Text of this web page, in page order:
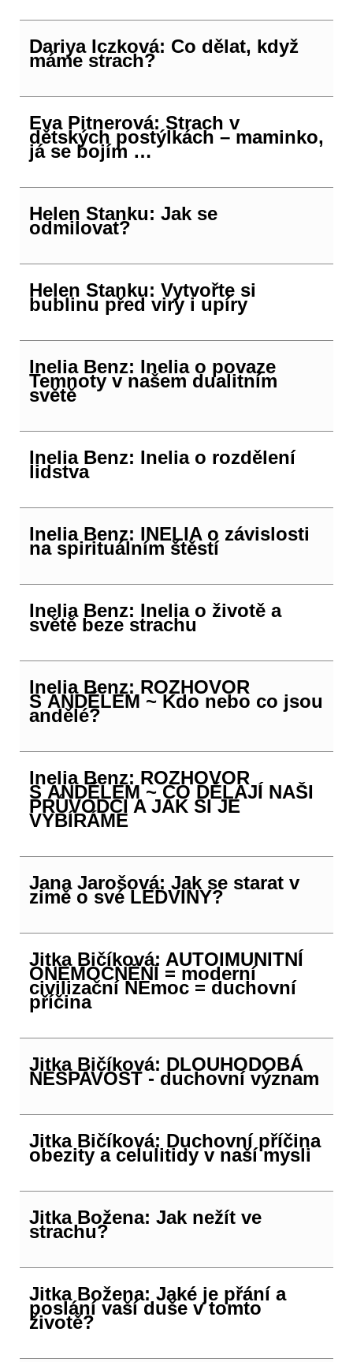
Dariya Iczková: Co dělat, když
máme strach?
Eva Pitnerová: Strach v
dětských postýlkách – maminko,
já se bojím …
Helen Stanku: Jak se
odmilovat?
Helen Stanku: Vytvořte si
bublinu před viry i upíry
Inelia Benz: Inelia o povaze
Temnoty v našem dualitním
světě
Inelia Benz: Inelia o rozdělení
lidstva
Inelia Benz: INELIA o závislosti
na spirituálním štěstí
Inelia Benz: Inelia o životě a
světě beze strachu
Inelia Benz: ROZHOVOR
S ANDĚLEM ~ Kdo nebo co jsou
andělé?
Inelia Benz: ROZHOVOR
S ANDĚLEM ~ CO DĚLAJÍ NAŠI
PRŮVODCI A JAK SI JE
VYBÍRÁME
Jana Jarošová: Jak se starat v
zimě o své LEDVINY?
Jitka Bičíková: AUTOIMUNITNÍ
ONEMOCNĚNÍ = moderní
civilizační NEmoc = duchovní
příčina
Jitka Bičíková: DLOUHODOBÁ
NESPAVOST - duchovní význam
Jitka Bičíková: Duchovní příčina
obezity a celulitidy v naší mysli
Jitka Božena: Jak nežít ve
strachu?
Jitka Božena: Jaké je přání a
poslání vaší duše v tomto
životě?